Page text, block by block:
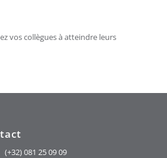
vos collègues à atteindre leurs
(+32) 081 25 09 09